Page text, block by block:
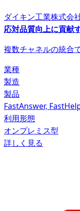
ダイキン工業株式会
応対品質向上に貢
複数チャネルの統合
業種
製造
製品
FastAnswer,
利用形態
オンプレミス型
詳しく見る